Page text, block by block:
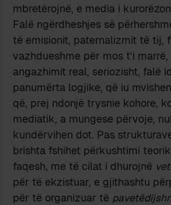
mbretërojnë, e media i
Falë ngërdheshjes së
të emisionit, paternalizmit të tij,
vazhdueshme për mos t’i
angazhimit real, seriozisht, falë
panumërta logjike, që iu
që, prej ndonjë trysnie kohore,
mediatik, a mungese përvoje,
kundërvihen dot. Pas
brishta fshihet përkushtimi
faqesh, me të cilat i dhurojnë
për të ekzistuar, e gjithashtu
për të organizuar të